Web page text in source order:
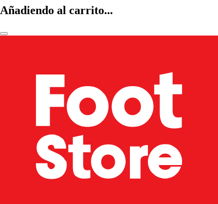
Añadiendo al carrito...